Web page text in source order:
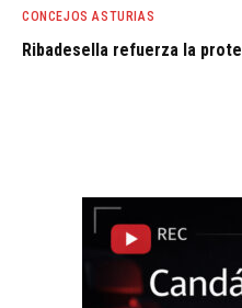
CONCEJOS ASTURIAS
Ribadesella refuerza la